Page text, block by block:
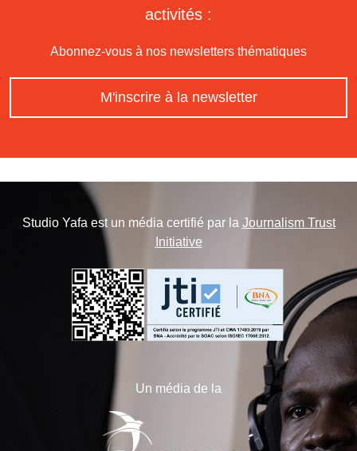
activités :
Abonnez-vous à nos newsletters thématiques
M'inscrire à la newsletter
Studio Yafa est un média certifié par la Journalism Trust
Initiative
Un média de la